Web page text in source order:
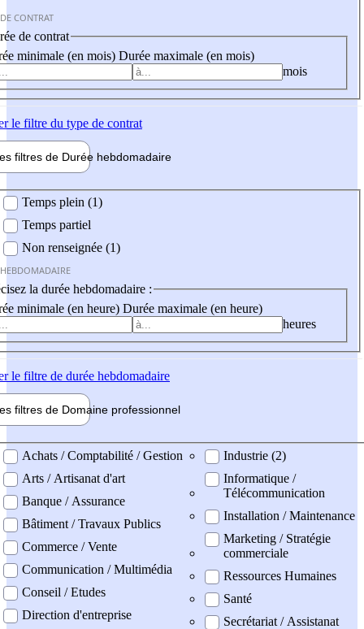
CONTRAT
de contrat
minimale (en mois) Durée maximale (en mois)
mois
le filtre du type de contrat
filtres de Durée hebdomadaire
Temps plein (1)
Temps partiel
Non renseignée (1)
la durée hebdomadaire :
minimale (en heure) Durée maximale (en heure)
heures
le filtre de durée hebdomadaire
filtres de Domaine professionnel
professionel
Achats / Comptabilité / Gestion
Arts / Artisanat d'art
Banque / Assurance
Bâtiment / Travaux Publics
Commerce / Vente
Communication / Multimédia
Conseil / Etudes
Direction d'entreprise
Industrie (2)
Informatique /
Télécommunication
Installation / Maintenance
Marketing / Stratégie
commerciale
Ressources Humaines
Santé
Secrétariat / Assistanat